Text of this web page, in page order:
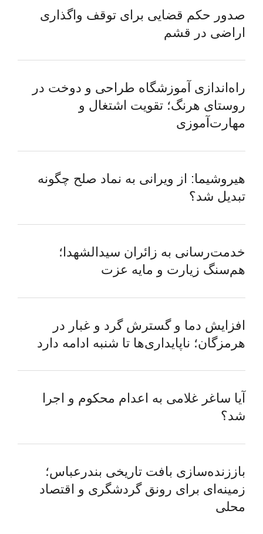
صدور حکم قضایی برای توقف واگذاری
اراضی در قشم
راه‌اندازی آموزشگاه طراحی و دوخت در
روستای هرنگ؛ تقویت اشتغال و
مهارت‌آموزی
هیروشیما: از ویرانی به نماد صلح چگونه
تبدیل شد؟
خدمت‌رسانی به زائران سیدالشهدا؛
هم‌سنگ زیارت و مایه عزت
افزایش دما و گسترش گرد و غبار در
هرمزگان؛ ناپایداری‌ها تا شنبه ادامه دارد
آیا ساغر غلامی به اعدام محکوم و اجرا
شد؟
باززنده‌سازی بافت تاریخی بندرعباس؛
زمینه‌ای برای رونق گردشگری و اقتصاد
محلی